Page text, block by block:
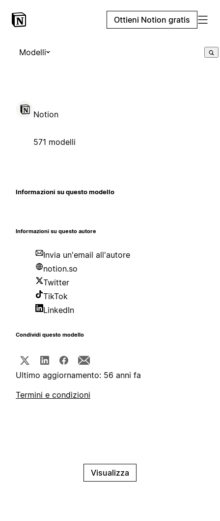
Ottieni Notion gratis
Modelli
Notion
571 modelli
Informazioni su questo modello
Informazioni su questo autore
Invia un'email all'autore
notion.so
Twitter
TikTok
LinkedIn
Condividi questo modello
Ultimo aggiornamento: 56 anni fa
Termini e condizioni
Visualizza